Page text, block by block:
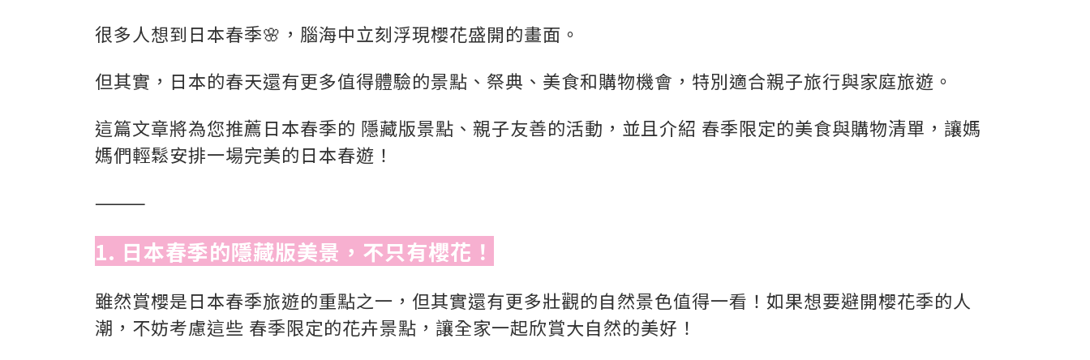
很多人想到日本春季🌸，腦海中立刻浮現櫻花盛開的畫面。
但其實，日本的春天還有更多值得體驗的景點、祭典、美食和購物機會，特別適合親子旅行與家庭旅遊。
這篇文章將為您推薦日本春季的 隱藏版景點、親子友善的活動，並且介紹 春季限定的美食與購物清單，讓媽
媽們輕鬆安排一場完美的日本春遊！
⸻
1. 日本春季的隱藏版美景，不只有櫻花！
雖然賞櫻是日本春季旅遊的重點之一，但其實還有更多壯觀的自然景色值得一看！如果想要避開櫻花季的人
潮，不妨考慮這些 春季限定的花卉景點，讓全家一起欣賞大自然的美好！